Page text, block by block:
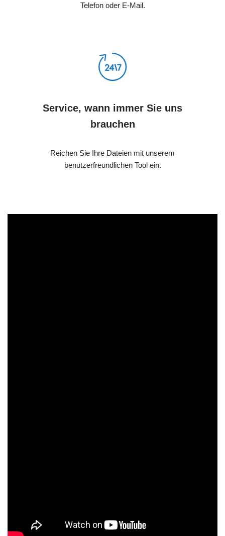
Telefon oder E-Mail.
Service, wann immer Sie uns
brauchen
Reichen Sie Ihre Dateien mit unserem
benutzerfreundlichen Tool ein.